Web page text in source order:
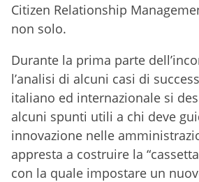
Citizen Relationship
non solo.
Durante la prima parte
l’analisi di alcuni casi di
italiano ed internazionale si
alcuni spunti utili a chi deve
innovazione nelle
appresta a costruire la
con la quale impostare un